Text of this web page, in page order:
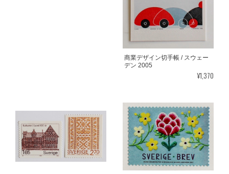
商業デザイン切手帳 / スウェー
デン 2005
¥1,370